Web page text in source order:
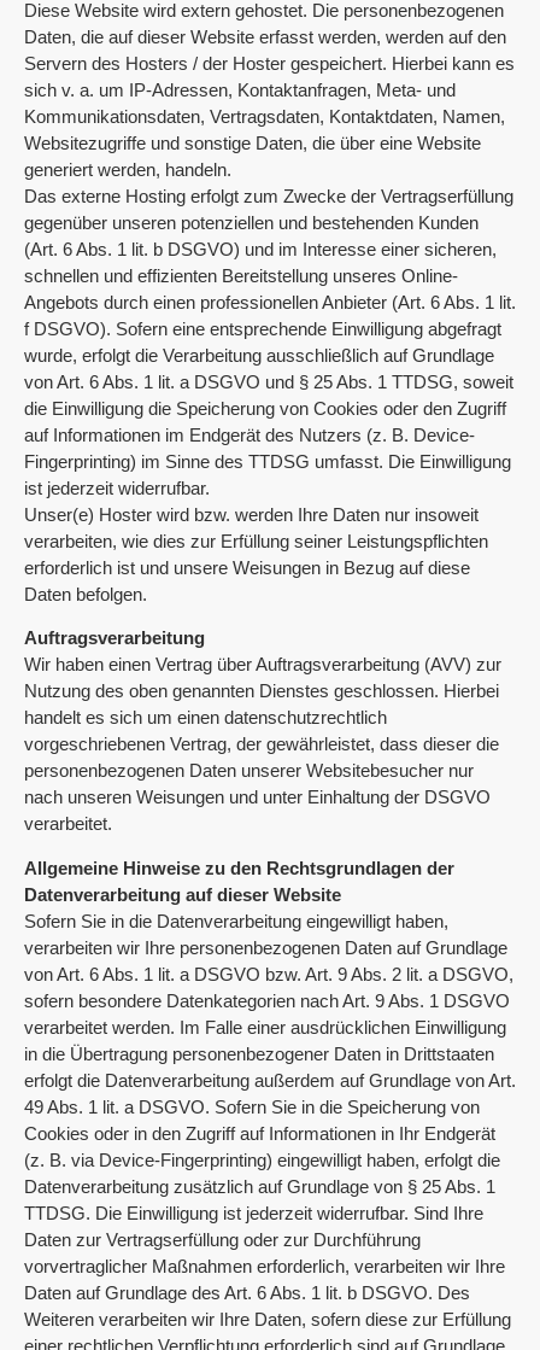
Diese Website wird extern gehostet. Die personenbezogenen
Daten, die auf dieser Website erfasst werden, werden auf den
Servern des Hosters / der Hoster gespeichert. Hierbei kann es
sich v. a. um IP-Adressen, Kontaktanfragen, Meta- und
Kommunikationsdaten, Vertragsdaten, Kontaktdaten, Namen,
Websitezugriffe und sonstige Daten, die über eine Website
generiert werden, handeln.
Das externe Hosting erfolgt zum Zwecke der Vertragserfüllung
gegenüber unseren potenziellen und bestehenden Kunden
(Art. 6 Abs. 1 lit. b DSGVO) und im Interesse einer sicheren,
schnellen und effizienten Bereitstellung unseres Online-
Angebots durch einen professionellen Anbieter (Art. 6 Abs. 1 lit.
f DSGVO). Sofern eine entsprechende Einwilligung abgefragt
wurde, erfolgt die Verarbeitung ausschließlich auf Grundlage
von Art. 6 Abs. 1 lit. a DSGVO und § 25 Abs. 1 TTDSG, soweit
die Einwilligung die Speicherung von Cookies oder den Zugriff
auf Informationen im Endgerät des Nutzers (z. B. Device-
Fingerprinting) im Sinne des TTDSG umfasst. Die Einwilligung
ist jederzeit widerrufbar.
Unser(e) Hoster wird bzw. werden Ihre Daten nur insoweit
verarbeiten, wie dies zur Erfüllung seiner Leistungspflichten
erforderlich ist und unsere Weisungen in Bezug auf diese
Daten befolgen.
Auftragsverarbeitung
Wir haben einen Vertrag über Auftragsverarbeitung (AVV) zur
Nutzung des oben genannten Dienstes geschlossen. Hierbei
handelt es sich um einen datenschutzrechtlich
vorgeschriebenen Vertrag, der gewährleistet, dass dieser die
personenbezogenen Daten unserer Websitebesucher nur
nach unseren Weisungen und unter Einhaltung der DSGVO
verarbeitet.
Allgemeine Hinweise zu den Rechtsgrundlagen der
Datenverarbeitung auf dieser Website
Sofern Sie in die Datenverarbeitung eingewilligt haben,
verarbeiten wir Ihre personenbezogenen Daten auf Grundlage
von Art. 6 Abs. 1 lit. a DSGVO bzw. Art. 9 Abs. 2 lit. a DSGVO,
sofern besondere Datenkategorien nach Art. 9 Abs. 1 DSGVO
verarbeitet werden. Im Falle einer ausdrücklichen Einwilligung
in die Übertragung personenbezogener Daten in Drittstaaten
erfolgt die Datenverarbeitung außerdem auf Grundlage von Art.
49 Abs. 1 lit. a DSGVO. Sofern Sie in die Speicherung von
Cookies oder in den Zugriff auf Informationen in Ihr Endgerät
(z. B. via Device-Fingerprinting) eingewilligt haben, erfolgt die
Datenverarbeitung zusätzlich auf Grundlage von § 25 Abs. 1
TTDSG. Die Einwilligung ist jederzeit widerrufbar. Sind Ihre
Daten zur Vertragserfüllung oder zur Durchführung
vorvertraglicher Maßnahmen erforderlich, verarbeiten wir Ihre
Daten auf Grundlage des Art. 6 Abs. 1 lit. b DSGVO. Des
Weiteren verarbeiten wir Ihre Daten, sofern diese zur Erfüllung
einer rechtlichen Verpflichtung erforderlich sind auf Grundlage